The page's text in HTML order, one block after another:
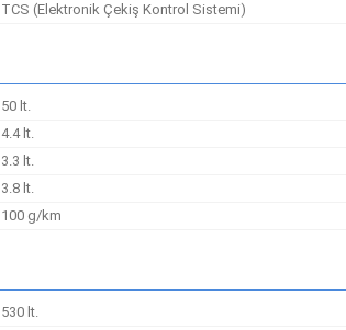
TCS (Elektronik Çekiş Kontrol Sistemi)
50 lt.
4.4 lt.
3.3 lt.
3.8 lt.
100 g/km
530 lt.